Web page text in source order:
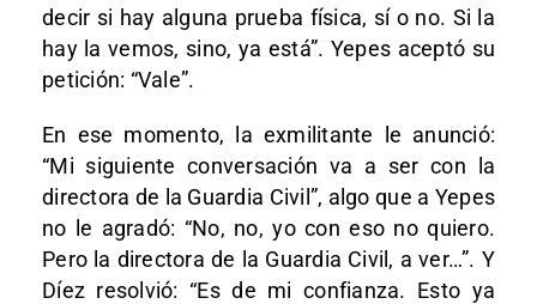
decir si hay alguna prueba física, sí o no. Si la
hay la vemos, sino, ya está”. Yepes aceptó su
petición: “Vale”.
En ese momento, la exmilitante le anunció:
“Mi siguiente conversación va a ser con la
directora de la Guardia Civil”, algo que a Yepes
no le agradó: “No, no, yo con eso no quiero.
Pero la directora de la Guardia Civil, a ver…”. Y
Díez resolvió: “Es de mi confianza. Esto ya